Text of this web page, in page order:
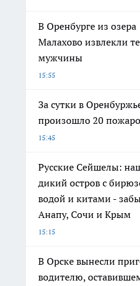
В Оренбурге из озера
Малахово извлекли
мужчины
15:55
За сутки в
произошло 20
15:45
Русские Сейшелы:
дикий остров с
водой и китами -
Анапу, Сочи и Крым
15:15
В Орске вынесли
водителю,